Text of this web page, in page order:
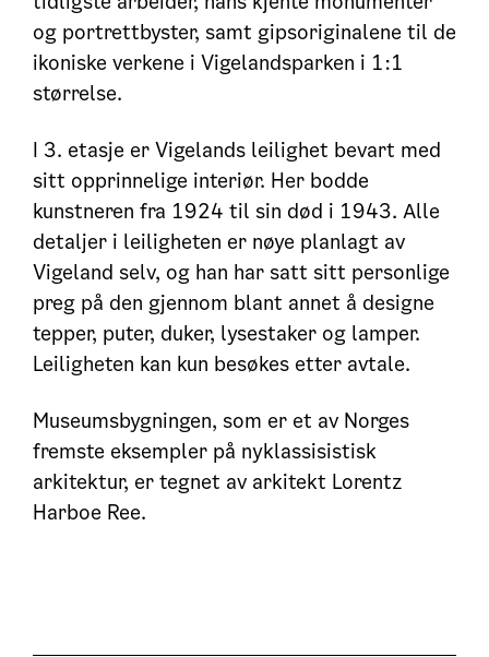
og portrettbyster, samt gipsoriginalene til de
ikoniske verkene i Vigelandsparken i 1:1
størrelse.
I 3. etasje er Vigelands leilighet bevart med
sitt opprinnelige interiør. Her bodde
kunstneren fra 1924 til sin død i 1943. Alle
detaljer i leiligheten er nøye planlagt av
Vigeland selv, og han har satt sitt personlige
preg på den gjennom blant annet å designe
tepper, puter, duker, lysestaker og lamper.
Leiligheten kan kun besøkes etter avtale.
Museumsbygningen, som er et av Norges
fremste eksempler på nyklassisistisk
arkitektur, er tegnet av arkitekt Lorentz
Harboe Ree.